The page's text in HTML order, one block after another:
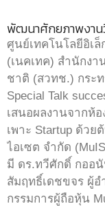
พัฒนาศักยภาพงาน
ศูนย์เทคโนโลยีอิเ
(เนคเทค) สำนักง
ชาติ (สวทช.) กระ
Special Talk
เสนอผลงานจากห้
เพาะ Startup ด้ว
ไอเซต จำกัด
มี ดร.ทวีศักดิ์ กออ
สัมฤทธิ์เดชขจร ผู้
กรรมการผู้ถือหุ้น